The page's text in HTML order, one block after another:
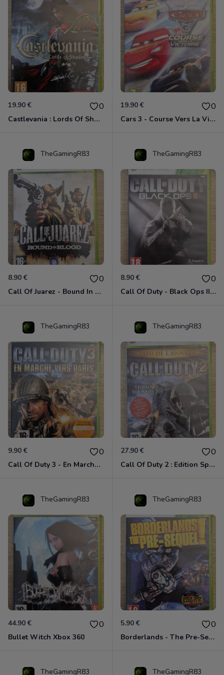
19.90 € 0
Castlevania : Lords Of Shadow Xbox 360
19.90 € 0
Cars 3 - Course Vers La Victoire Xbox 360
TheGamingR83
8.90 € 0
Call Of Juarez - Bound In Blood Xbox 360
TheGamingR83
8.90 € 0
Call Of Duty - Black Ops II Xbox 360
TheGamingR83
9.90 € 0
Call Of Duty 3 - En Marche Vers Paris Xbox 360
TheGamingR83
27.90 € 0
Call Of Duty 2 : Edition Spéciale Xbox 360 GOTY
TheGamingR83
44.90 € 0
Bullet Witch Xbox 360
TheGamingR83
5.90 € 0
Borderlands - The Pre-Sequel ! Xbox 360
TheGamingR83 TheGamingR83